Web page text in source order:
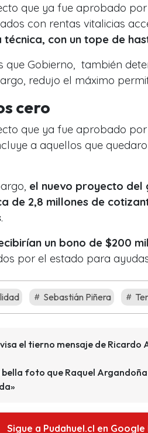
que ya fue aprobado
con rentas vitalicias
con un tope de
que Gobierno, también
redujo el máximo
cero
que ya fue aprobado
a aquellos que
el nuevo proyecto del
de 2,8 millones de
.
un bono de $200 mil
por el estado para
Sebastián Piñera
el tierno mensaje de Ricardo
bella foto que Raquel
Sigue a Pudahuel.cl en